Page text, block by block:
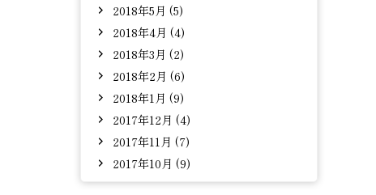
2018年5月 (5)
2018年4月 (4)
2018年3月 (2)
2018年2月 (6)
2018年1月 (9)
2017年12月 (4)
2017年11月 (7)
2017年10月 (9)